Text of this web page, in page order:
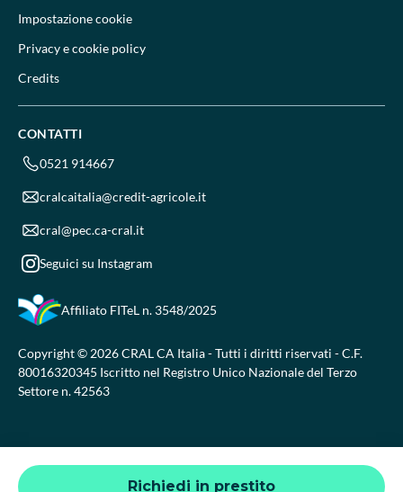
Richiedi in prestito
Impostazione cookie
Privacy e cookie policy
Credits
CONTATTI
0521 914667
cralcaitalia@credit-agricole.it
cral@pec.ca-cral.it
Seguici su Instagram
Affiliato FITeL n. 3548/2025
Copyright © 2026 CRAL CA Italia - Tutti i diritti riservati - C.F.
80016320345 Iscritto nel Registro Unico Nazionale del Terzo
Settore n. 42563